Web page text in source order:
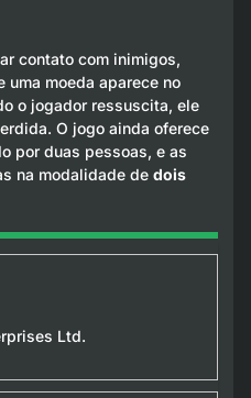
contato com inimigos,
uma moeda aparece no
o jogador ressuscita, ele
O jogo ainda oferece
por duas pessoas, e as
na modalidade de dois
Ltd.